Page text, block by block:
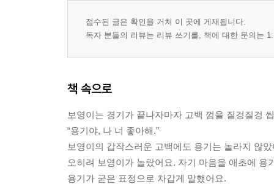
접수된 글은 확인을 거쳐 이 곳에 게재됩니다.
독자 분들의 리뷰는 리뷰 쓰기를, 책에 대한 문의는
책 속으로
보영이는 경기가 끝나자마자 고백 껌을 질겅질겅
“용기야, 나 너 좋아해.”
보영이의 갑작스러운 고백에도 용기는 놀라지 않
오히려 보영이가 놀랐어요. 자기 마음을 애초에 용
용기가 굳은 표정으로 차갑게 말했어요.